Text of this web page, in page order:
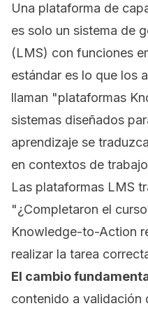
Una plataforma de
es solo un sistema de
(LMS) con funciones
estándar es lo que los
llaman "plataformas
sistemas diseñados
aprendizaje se
en contextos de
Las plataformas LMS
"¿Completaron el
Knowledge-to-Action
realizar la tarea
El cambio
contenido a validación